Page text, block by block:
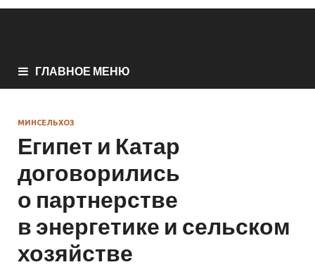
ГЛАВНОЕ МЕНЮ
МИНСЕЛЬХОЗ
Египет и Катар
договорились
о партнерстве
в энергетике и сельском
хозяйстве